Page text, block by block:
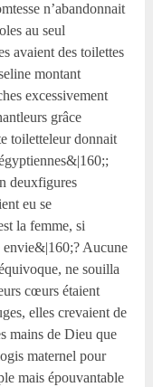
n’abandonnait
au seul
avaient des toilettes
montant
excessivement
grâce
toiletteleur donnait
deuxfigures
eu se
la femme, si
envie&|160;? Aucune
ne souilla
cœurs étaient
elles crevaient de
mains de Dieu que
maternel pour
mais épouvantable